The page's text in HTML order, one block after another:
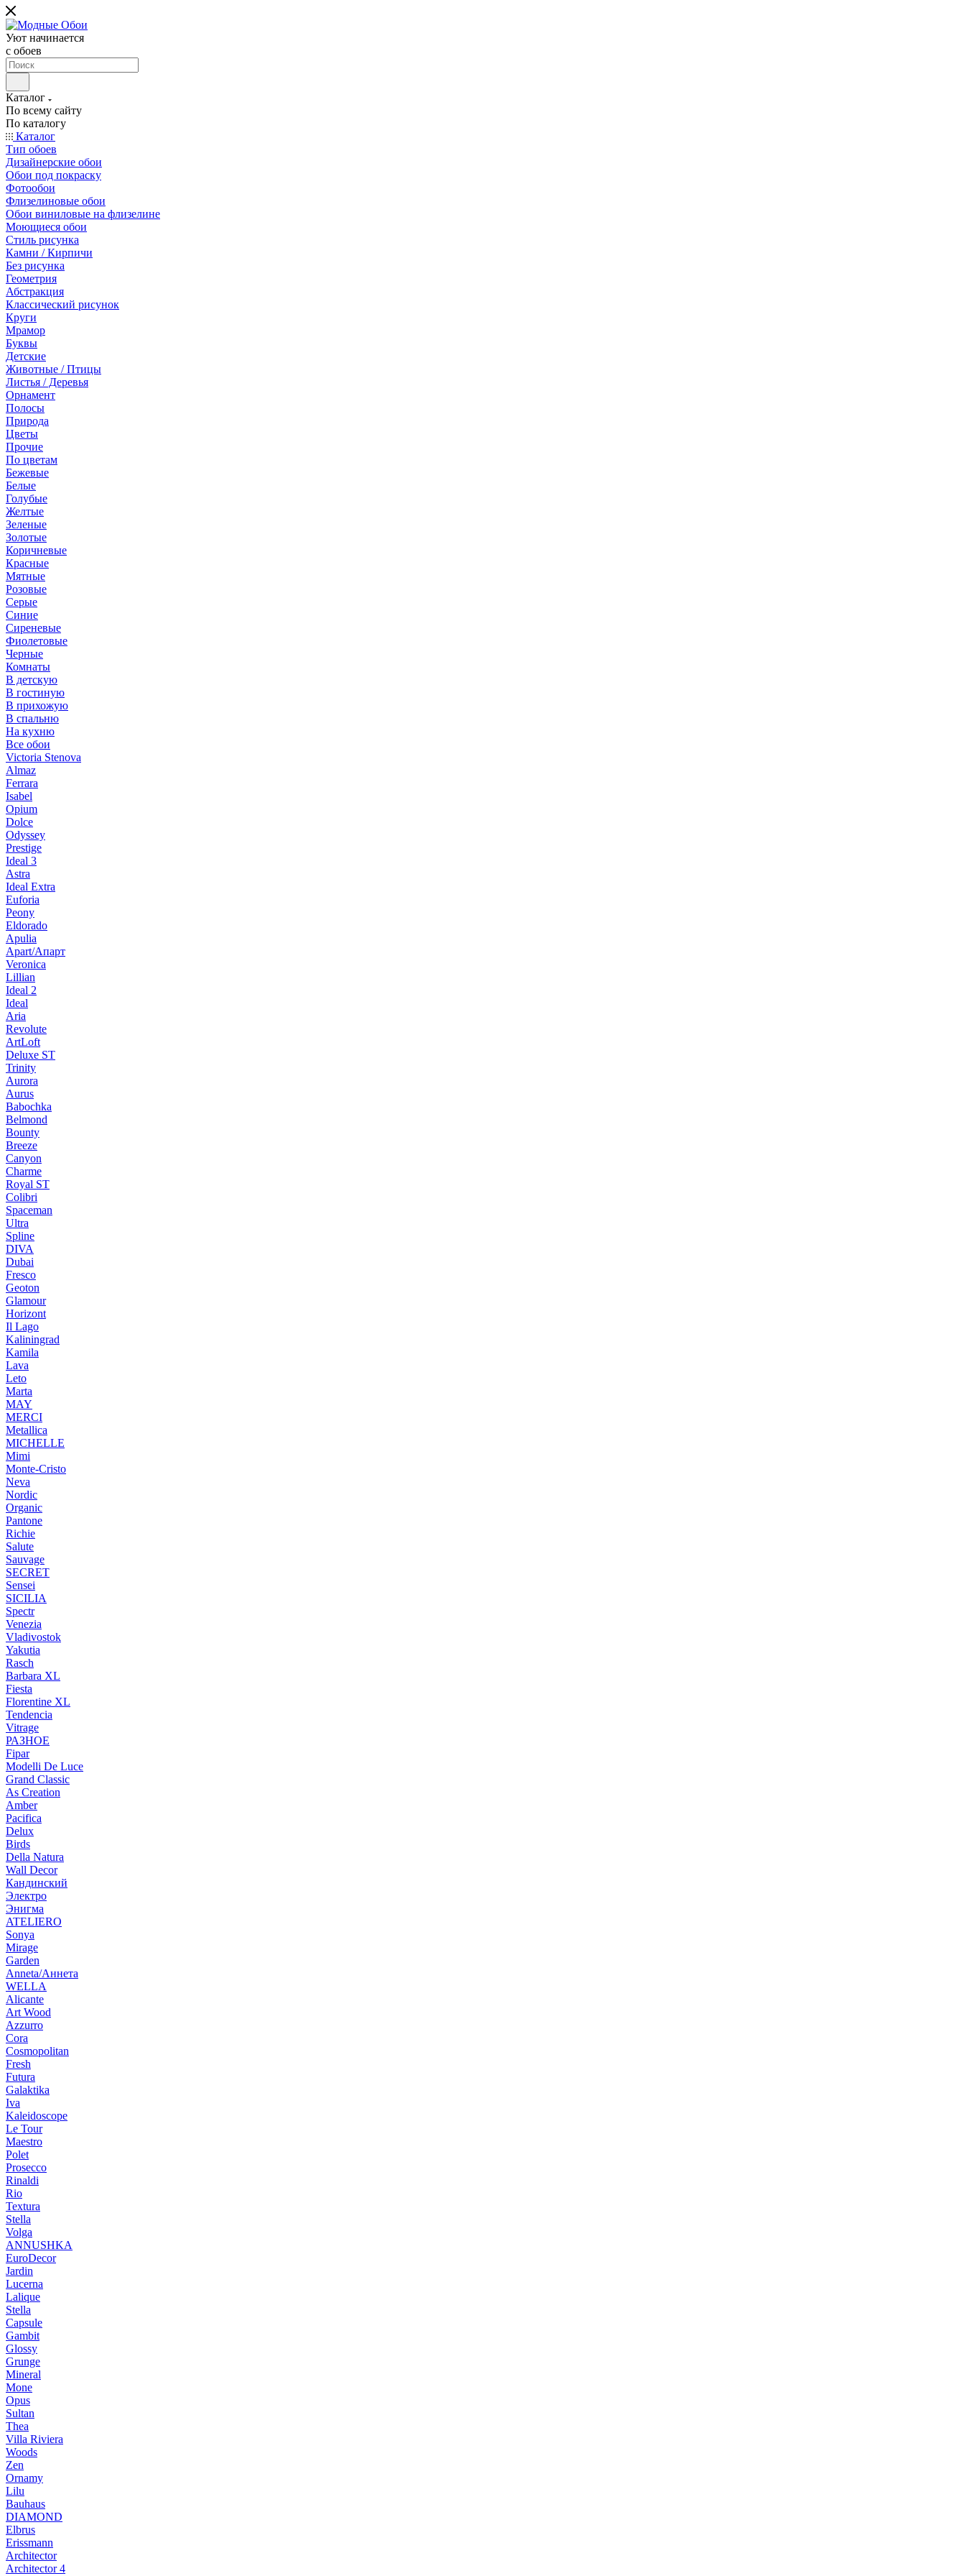
Уют начинается
c обоев
Каталог
По всему сайту
По каталогу
Каталог
Тип обоев
Дизайнерские обои
Обои под покраску
Фотообои
Флизелиновые обои
Обои виниловые на флизелине
Моющиеся обои
Стиль рисунка
Камни / Кирпичи
Без рисунка
Геометрия
Абстракция
Классический рисунок
Круги
Мрамор
Буквы
Детские
Животные / Птицы
Листья / Деревья
Орнамент
Полосы
Природа
Цветы
Прочие
По цветам
Бежевые
Белые
Голубые
Желтые
Зеленые
Золотые
Коричневые
Красные
Мятные
Розовые
Серые
Синие
Сиреневые
Фиолетовые
Черные
Комнаты
В детскую
В гостиную
В прихожую
В спальню
На кухню
Все обои
Victoria Stenova
Almaz
Ferrara
Isabel
Opium
Dolce
Odyssey
Prestige
Ideal 3
Astra
Ideal Extra
Euforia
Peony
Eldorado
Apulia
Apart/Апарт
Veronica
Lillian
Ideal 2
Ideal
Aria
Revolute
ArtLoft
Deluxe ST
Trinity
Aurora
Aurus
Babochka
Belmond
Bounty
Breeze
Canуon
Charme
Royal ST
Colibri
Spaceman
Ultra
Spline
DIVA
Dubai
Fresco
Geoton
Glamour
Horizont
Il Lago
Kaliningrad
Kamila
Lava
Leto
Marta
MAY
MERCI
Metallica
MICHELLE
Mimi
Monte-Cristo
Neva
Nordic
Organic
Pantone
Richie
Salute
Sauvage
SECRET
Sensei
SICILIA
Spectr
Venezia
Vladivostok
Yakutia
Rasch
Barbara XL
Fiesta
Florentine XL
Tendencia
Vitrage
РАЗНОЕ
Fipar
Modelli De Luce
Grand Classic
As Creation
Amber
Pacifica
Delux
Birds
Della Natura
Wall Decor
Кандинский
Электро
Энигма
ATELIERO
Sonya
Mirage
Garden
Anneta/Аннета
WELLA
Alicante
Art Wood
Azzurro
Cora
Cosmopolitan
Fresh
Futura
Galaktika
Iva
Kaleidoscope
Le Tour
Maestro
Polet
Prosecco
Rinaldi
Rio
Textura
Stella
Volga
ANNUSHKA
EuroDecor
Jardin
Lucerna
Lalique
Stella
Capsule
Gambit
Glossy
Grunge
Mineral
Mone
Opus
Sultan
Thea
Villa Riviera
Woods
Zen
Ornamy
Lilu
Bauhaus
DIAMOND
Elbrus
Erissmann
Architector
Architector 4